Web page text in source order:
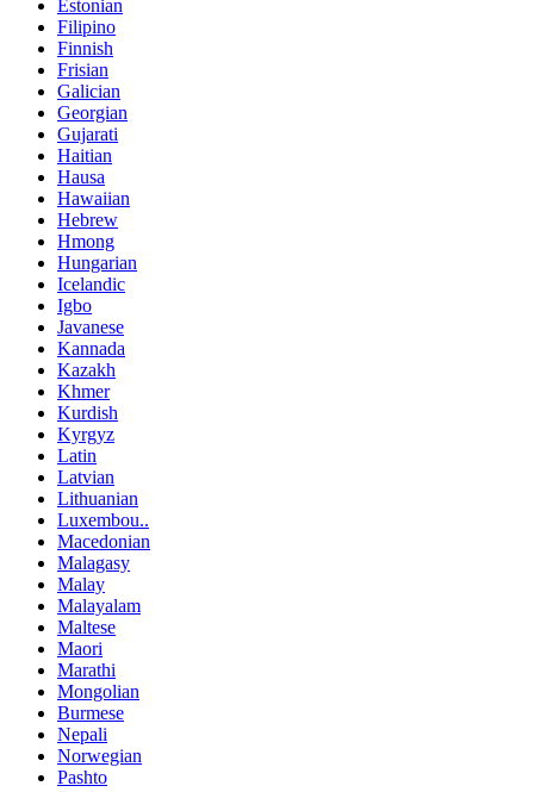
Estonian
Filipino
Finnish
Frisian
Galician
Georgian
Gujarati
Haitian
Hausa
Hawaiian
Hebrew
Hmong
Hungarian
Icelandic
Igbo
Javanese
Kannada
Kazakh
Khmer
Kurdish
Kyrgyz
Latin
Latvian
Lithuanian
Luxembou..
Macedonian
Malagasy
Malay
Malayalam
Maltese
Maori
Marathi
Mongolian
Burmese
Nepali
Norwegian
Pashto